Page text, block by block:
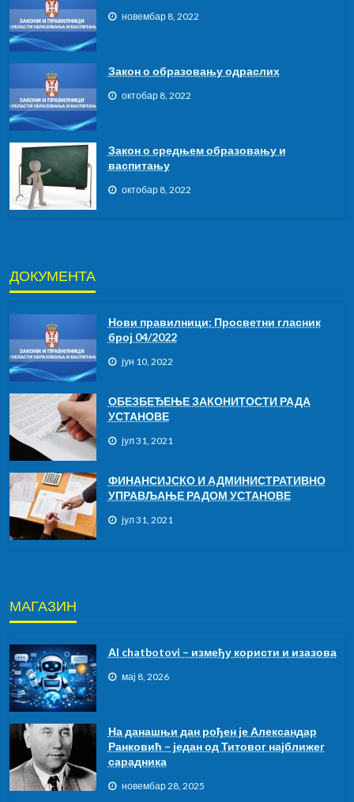
новембар 8, 2022
Закон о образовању одраслих
октобар 8, 2022
Закон о средњем образовању и
васпитању
октобар 8, 2022
ДОКУМЕНТА
Нови правилници: Просветни гласник
број 04/2022
јун 10, 2022
ОБЕЗБЕЂЕЊЕ ЗАКОНИТОСТИ РАДА
УСТАНОВЕ
јул 31, 2021
ФИНАНСИЈСКО И АДМИНИСТРАТИВНО
УПРАВЉАЊЕ РАДОМ УСТАНОВЕ
јул 31, 2021
МАГАЗИН
АI chatbotovi – између користи и изазова
мај 8, 2026
На данашњи дан рођен је Александар
Ранковић – један од Титовог најближег
сарадника
новембар 28, 2025